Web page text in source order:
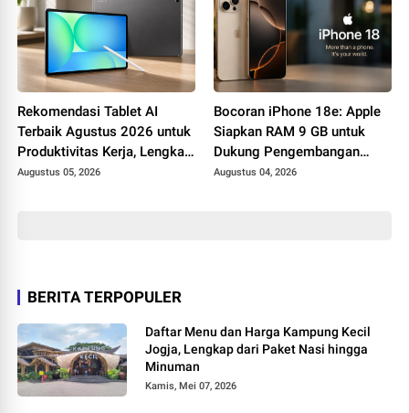
Rekomendasi Tablet AI
Terbaik Agustus 2026 untuk
Produktivitas Kerja, Lengkap
dengan Fitur Unggulannya
Augustus 05, 2026
Bocoran iPhone 18e: Apple
Siapkan RAM 9 GB untuk
Dukung Pengembangan
Apple Intelligence
Augustus 04, 2026
BERITA TERPOPULER
Daftar Menu dan Harga Kampung Kecil
Jogja, Lengkap dari Paket Nasi hingga
Minuman
Kamis, Mei 07, 2026